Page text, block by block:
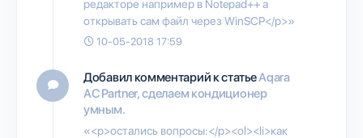
редакторе например в Notepad++ а
открывать сам файл через WinSCP</p>»
10-05-2018 17:59
Добавил комментарий к статьеAqara
AC Partner, сделаем кондиционер
умным.
«<p>остались вопросы:</p><ol><li>как